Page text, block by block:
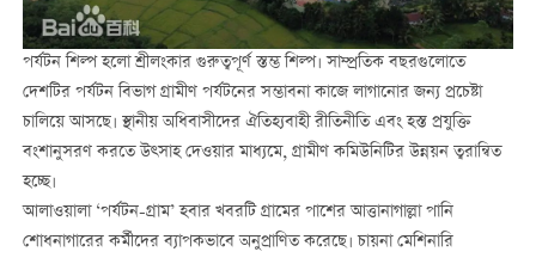
পর্যটন শিল্প হলো শ্রীলংকার গুরুত্বপূর্ণ স্তম্ভ শিল্প। সাম্প্রতিক বছরগুলোতে
দেশটির পর্যটন বিভাগ গ্রামীণ পর্যটনের সম্ভাবনা কাজে লাগানোর জন্য প্রচেষ্টা
চালিয়ে আসছে। স্থানীয় অধিবাসীদের ঐতিহ্যবাহী রীতিনীতি এবং হস্ত প্রযুক্তি
বংশানুসরণ করতে উত্সাহ দেওয়ার মাধ্যমে, গ্রামীণ কমিউনিটির উন্নয়ন ত্বরান্বিত
হচ্ছে।
আলাওয়ালা ‘পর্যটন-গ্রাম’ হবার খবরটি গ্রামের পাশের আত্তানাগাল্লা পানি
শোধনাগারের কর্মীদের ব্যাপকভাবে অনুপ্রাণিত করেছে। চায়না মেশিনারি